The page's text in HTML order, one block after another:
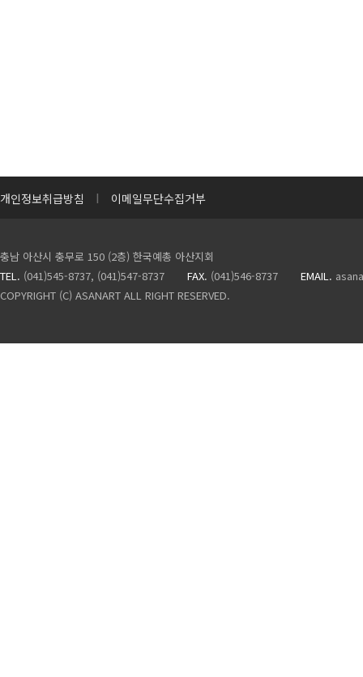
개인정보취급방침 I 이메일무단수집거부
충남 아산시 충무로 150 (2층) 한국예총 아산지회
TEL. (041)545-8737, (041)547-8737 FAX. (041)546-8737 EMAIL.
COPYRIGHT (C) ASANART ALL RIGHT RESERVED.